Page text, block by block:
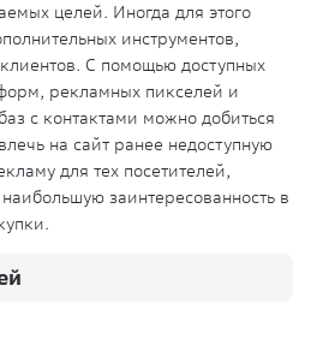
целей. Иногда для этого
инструментов,
С помощью доступных
рекламных пикселей и
с контактами можно добиться
на сайт ранее недоступную
для тех посетителей,
заинтересованность в